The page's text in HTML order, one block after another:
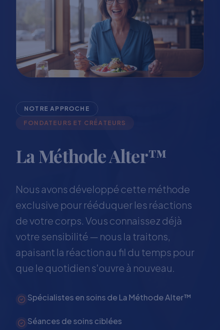
NOTRE APPROCHE
FONDATEURS ET CRÉATEURS
La Méthode Alter™
Nous avons développé cette méthode
exclusive pour rééduquer les réactions
de votre corps. Vous connaissez déjà
votre sensibilité — nous la traitons,
apaisant la réaction au fil du temps pour
que le quotidien s'ouvre à nouveau.
Spécialistes en soins de La Méthode Alter™
Séances de soins ciblées